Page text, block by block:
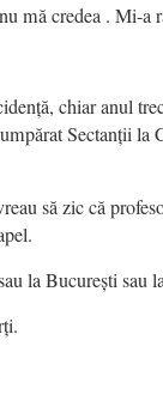
mă credea . Mi-a
chiar anul
Sectanții la
să zic că
la București sau